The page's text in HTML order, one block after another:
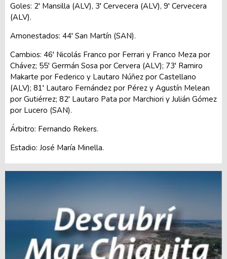
Goles: 2′ Mansilla (ALV), 3′ Cervecera (ALV), 9′ Cervecera
(ALV).
Amonestados: 44′ San Martín (SAN).
Cambios: 46′ Nicolás Franco por Ferrari y Franco Meza por
Chávez; 55′ Germán Sosa por Cervera (ALV); 73′ Ramiro
Makarte por Federico y Lautaro Núñez por Castellano
(ALV); 81′ Lautaro Fernández por Pérez y Agustín Melean
por Gutiérrez; 82′ Lautaro Pata por Marchiori y Julián Gómez
por Lucero (SAN).
Árbitro: Fernando Rekers.
Estadio: José María Minella.